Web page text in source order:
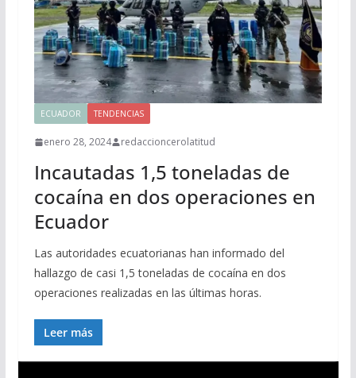
ECUADOR TENDENCIAS
enero 28, 2024 redaccioncerolatitud
Incautadas 1,5 toneladas de
cocaína en dos operaciones en
Ecuador
Las autoridades ecuatorianas han informado del
hallazgo de casi 1,5 toneladas de cocaína en dos
operaciones realizadas en las últimas horas.
Leer más